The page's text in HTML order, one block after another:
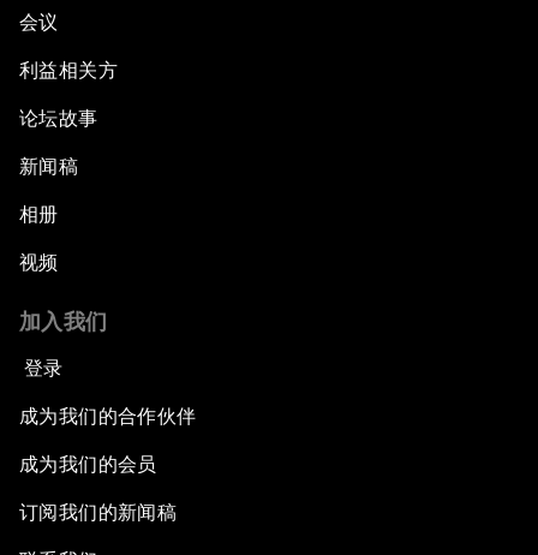
会议
利益相关方
论坛故事
新闻稿
相册
视频
加入我们
登录
成为我们的合作伙伴
成为我们的会员
订阅我们的新闻稿